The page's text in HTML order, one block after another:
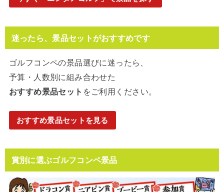
迷ったら、景品セットがおすすめです
ゴルフコンペの景品選びに迷ったら、
予算・人数別に組み合わせた
おすすめ景品セット をご利用ください。
おすすめ景品セットを見る
賞別に選ぶゴルフコンペ景品